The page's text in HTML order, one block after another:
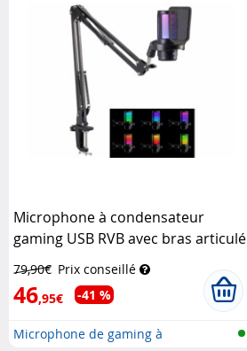
Microphone à condensateur
gaming USB RVB avec bras articulé
Auvisio
79,90€ Prix conseillé
46,95€ -41 %
Microphone de gaming à